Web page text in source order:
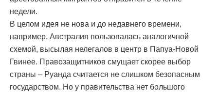
недели.
В целом идея не нова и до недавнего времени,
например, Австралия пользовалась аналогичной
схемой, высылая нелегалов в центр в Папуа-Новой
Гвинее. Правозащитников смущает скорее выбор
страны – Руанда считается не слишком безопасным
государством. Но у правительства нет большого